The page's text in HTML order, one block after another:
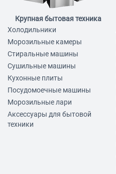
Крупная бытовая техника
Холодильники
Морозильные камеры
Стиральные машины
Сушильные машины
Кухонные плиты
Посудомоечные машины
Морозильные лари
Аксессуары для бытовой
техники